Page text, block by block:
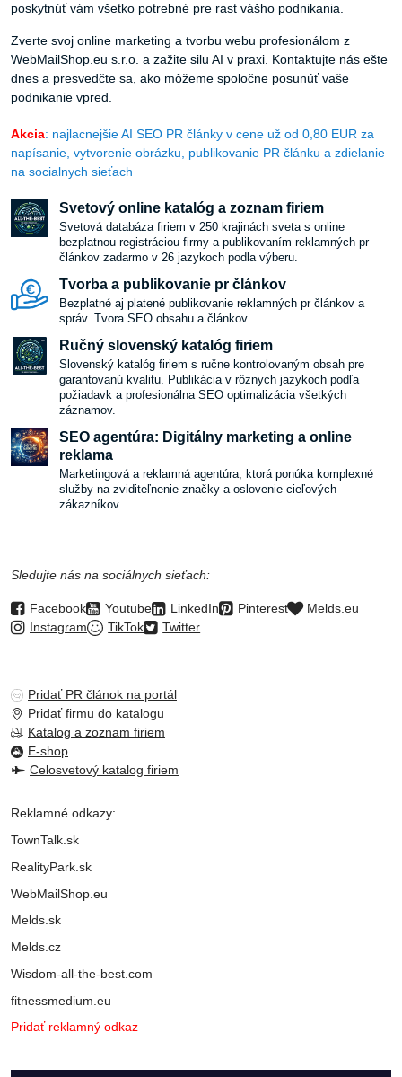
poskytnúť vám všetko potrebné pre rast vášho podnikania.
Zverte svoj online marketing a tvorbu webu profesionálom z
WebMailShop.eu s.r.o. a zažite silu AI v praxi. Kontaktujte nás ešte
dnes a presvedčte sa, ako môžeme spoločne posunúť vaše
podnikanie vpred.
Akcia: najlacnejšie AI SEO PR články v cene už od 0,80 EUR za
napísanie, vytvorenie obrázku, publikovanie PR článku a zdielanie
na socialnych sieťach
Svetový online katalóg a zoznam firiem
Svetová databáza firiem v 250 krajinách sveta s online
bezplatnou registráciou firmy a publikovaním reklamných pr
článkov zadarmo v 26 jazykoch podla výberu.
Tvorba a publikovanie pr článkov
Bezplatné aj platené publikovanie reklamných pr článkov a
správ. Tvora SEO obsahu a článkov.
Ručný slovenský katalóg firiem
Slovenský katalóg firiem s ručne kontrolovaným obsah pre
garantovanú kvalitu. Publikácia v rôznych jazykoch podľa
požiadavk a profesionálna SEO optimalizácia všetkých
záznamov.
SEO agentúra: Digitálny marketing a online
reklama
Marketingová a reklamná agentúra, ktorá ponúka komplexné
služby na zviditeľnenie značky a oslovenie cieľových
zákazníkov
Sledujte nás na sociálnych sieťach:
Facebook Youtube LinkedIn Pinterest
Melds.eu
Instagram
TikTok Twitter
Pridať PR článok na portál
Pridať firmu do katalogu
Katalog a zoznam firiem
E-shop
Celosvetový katalog firiem
Reklamné odkazy:
TownTalk.sk
RealityPark.sk
WebMailShop.eu
Melds.sk
Melds.cz
Wisdom-all-the-best.com
fitnessmedium.eu
Pridať reklamný odkaz